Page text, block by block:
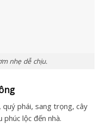
nhẹ dễ chịu.
phái, sang trọng, cây
lộc đến nhà.